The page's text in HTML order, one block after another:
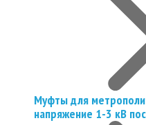
Муфты для
напряжение 1-3 кВ